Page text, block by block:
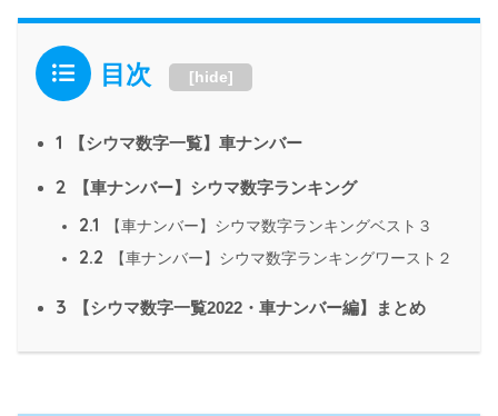
目次 [hide]
1 【シウマ数字一覧】車ナンバー
2 【車ナンバー】シウマ数字ランキング
2.1 【車ナンバー】シウマ数字ランキングベスト３
2.2 【車ナンバー】シウマ数字ランキングワースト２
3 【シウマ数字一覧2022・車ナンバー編】まとめ